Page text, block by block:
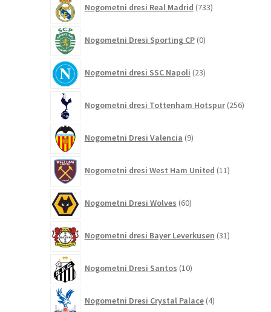
Nogometni dresi Real Madrid 733izdelkov
Nogometni Dresi Sporting CP 0izdelkov
Nogometni dresi SSC Napoli 23izdelkov
Nogometni dresi Tottenham Hotspur 256
Nogometni Dresi Valencia 9izdelkov
Nogometni dresi West Ham United 11izdelkov
Nogometni Dresi Wolves 60izdelkov
Nogometni dresi Bayer Leverkusen 31izdelkov
Nogometni Dresi Santos 10izdelkov
Nogometni Dresi Crystal Palace 4izdelki